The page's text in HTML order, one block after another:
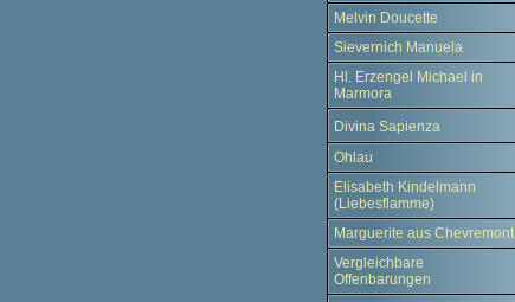
Melvin Doucette
Sievernich Manuela
Hl. Erzengel Michael in
Marmora
Divina Sapienza
Ohlau
Elisabeth Kindelmann
(Liebesflamme)
Marguerite aus Chevremont
Vergleichbare
Offenbarungen